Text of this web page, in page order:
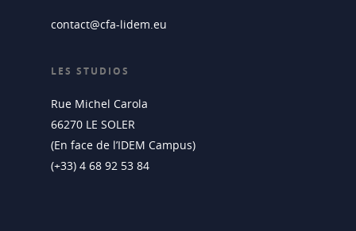
contact@cfa-lidem.eu
LES STUDIOS
Rue Michel Carola
66270 LE SOLER
(En face de l’IDEM Campus)
(+33) 4 68 92 53 84